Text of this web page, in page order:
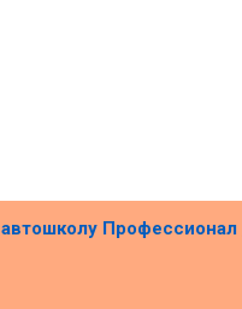
автошколу Профессионал